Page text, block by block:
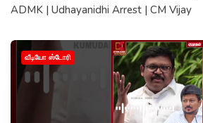
ADMK | Udhayanidhi Arrest | CM Vijay
வீடியோ ஸ்டோரி